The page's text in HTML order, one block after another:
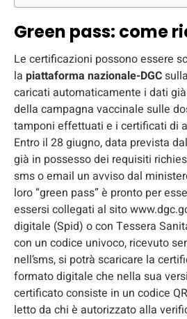
Green pass: come
Le certificazioni possono essere
la piattaforma nazionale-DGC
caricati automaticamente i dati
della campagna vaccinale sulle
tamponi effettuati e i certificati di
Entro il 28 giugno, data prevista
già in possesso dei requisiti
sms o email un avviso dal
loro “green pass” è pronto per
essersi collegati al sito
digitale (Spid) o con Tessera
con un codice univoco, ricevuto
nell’sms, si potrà scaricare la
formato digitale che nella sua
certificato consiste in un codice
letto da chi è autorizzato alla